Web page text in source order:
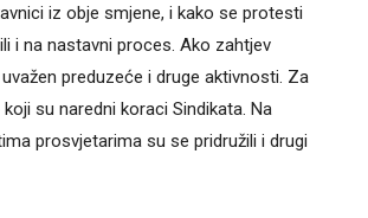
iz obje smjene, i kako se protesti
i na nastavni proces. Ako zahtjev
preduzeće i druge aktivnosti. Za
su naredni koraci Sindikata. Na
prosvjetarima su se pridružili i drugi